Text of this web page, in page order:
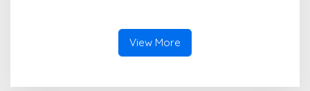
View More